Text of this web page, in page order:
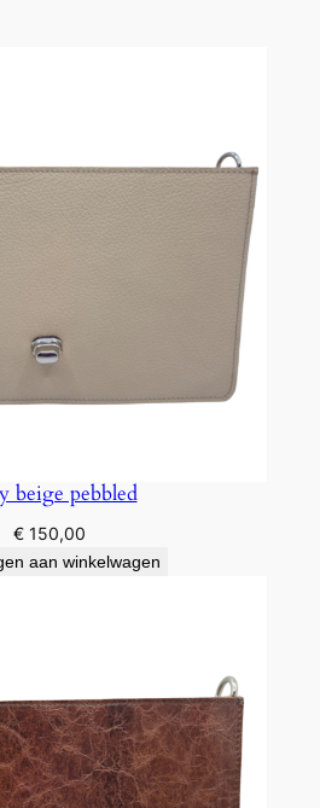
beige pebbled
€ 150,00
aan winkelwagen